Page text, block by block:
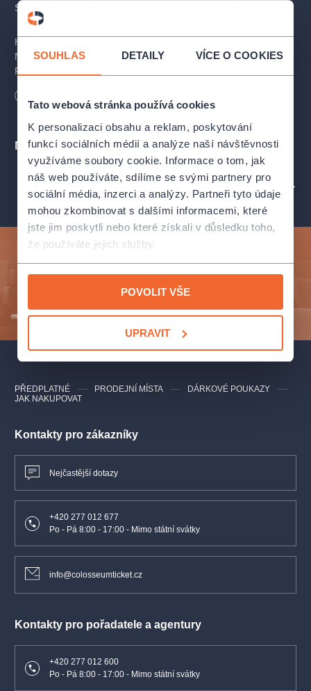
SOUHLAS DETAILY VÍCE O COOKIES
Tato webová stránka používá cookies
K personalizaci obsahu a reklam, poskytování
funkcí sociálních médií a analýze naší návštěvnosti
využíváme soubory cookie. Informace o tom, jak
náš web používáte, sdílíme se svými partnery pro
sociální média, inzerci a analýzy. Partneři tyto údaje
mohou zkombinovat s dalšími informacemi, které
jste jim poskytli nebo které získali v důsledku toho,
že používáte jejich služby.
POVOLIT VŠE
UPRAVIT
Sychra v doprovodu klavíristy Zdeňka Dočekala.
Hostem bude básník a rozhlasový moderátor František
Novotný, který svými verši a vyprávěním dojme i rozesměje.
Přijďte si rozjasnit únorový večer do Divadla U Valšů.
Místa
PROFIL POŘADATELE DIVADLO U VALŠŮ
Kontakty pro zákazníky
Nejčastější dotazy
+420 277 012 677
Po - Pá 8:00 - 17:00 - Mimo státní svátky
info@colosseumticket.cz
Kontakty pro pořadatele a agentury
+420 277 012 600
Po - Pá 8:00 - 17:00 - Mimo státní svátky
PŘEDPLATNÉ PRODEJNÍ MÍSTA
DÁRKOVÉ POUKAZY
JAK NAKUPOVAT